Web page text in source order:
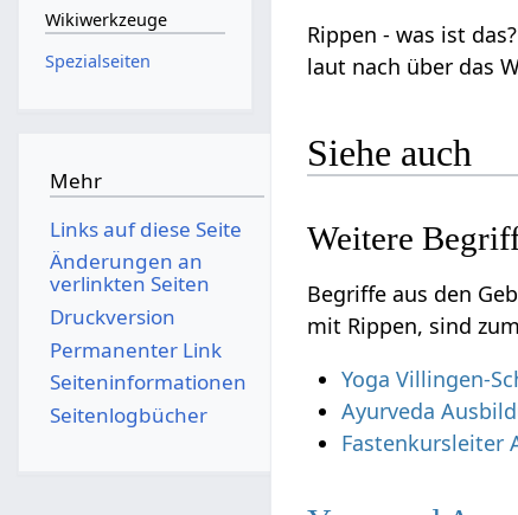
Siehe auch
Begriffe aus den
mit Rippen‏‎,
Yoga Villingen-
Ayurveda
Fastenkursleiter
Wikiwerkzeuge
Spezialseiten
Mehr
Links auf diese Seite
Änderungen an
verlinkten Seiten
Druckversion
Permanenter Link
Seiten­­informationen
Seitenlogbücher